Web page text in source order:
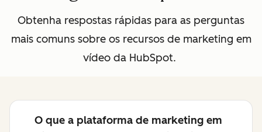
Obtenha respostas rápidas para as perguntas
mais comuns sobre os recursos de marketing em
vídeo da HubSpot.
O que a plataforma de marketing em